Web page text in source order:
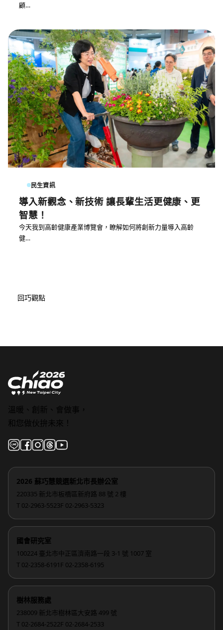
顧…
民生資訊
導入新觀念、新技術 讓長輩生活更健康、更
智慧！
今天我到高齡健康產業博覽會，瞭解如何將創新力量導入高齡
健…
回巧觀點
溫暖、創新、會做事，
和您做伙拚未來！
2026 蘇巧慧競選新北市長辦公室
220335 新北市板橋區新府路 88 號 2 樓
T 02-2963-5523F 02-2963-5323
國會研究室
100224 臺北市中正區濟南路一段 3-1 號 1007 室
T 02-2358-6191 F 02-2358-6195
樹林服務處
238009 新北市樹林區大安路 499 號
T 02-2684-2522F 02-2684-2533